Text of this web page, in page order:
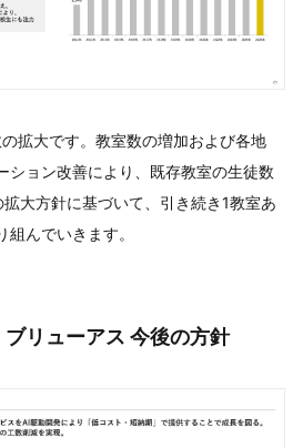
拡大です。教室数の増加および各地
ション改善により、既存教室の生徒数
大方針に基づいて、引き続き1教室あ
んでいきます。
リューアス 今後の方針